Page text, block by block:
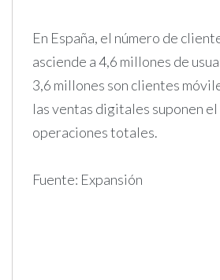
En España, el número de
asciende a 4,6 millones de
3,6 millones son clientes
las ventas digitales suponen el
operaciones totales.
Fuente: Expansión